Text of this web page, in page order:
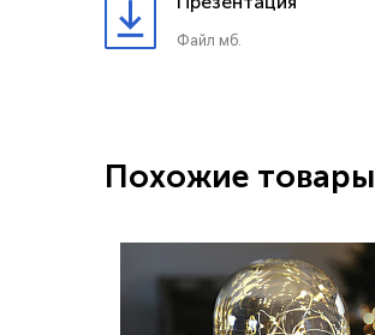
Файл мб.
Похожие товары